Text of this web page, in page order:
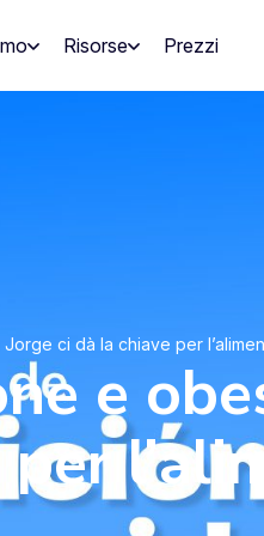
Risorse Prezzi
ci dà la chiave per
e